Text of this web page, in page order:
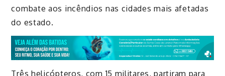
combate aos incêndios nas cidades mais afetadas
do estado.
Três helicópteros, com 15 militares, partiram para